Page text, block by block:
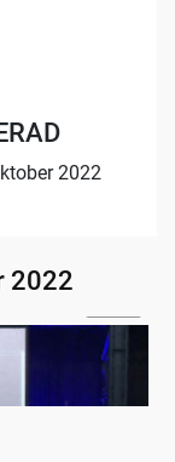
2022
2022